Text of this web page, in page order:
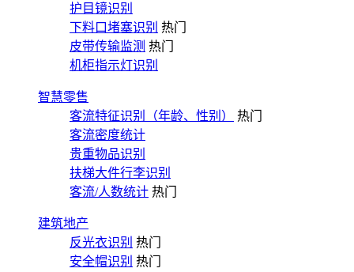
护目镜识别
下料口堵塞识别 热门
皮带传输监测 热门
机柜指示灯识别
智慧零售
客流特征识别（年龄、性别）
热门
客流密度统计
贵重物品识别
扶梯大件行李识别
客流/人数统计 热门
建筑地产
反光衣识别 热门
安全帽识别 热门